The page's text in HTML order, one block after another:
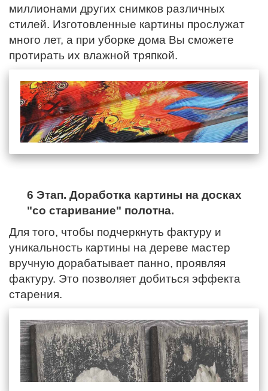
миллионами других снимков различных
стилей. Изготовленные картины прослужат
много лет, а при уборке дома Вы сможете
протирать их влажной тряпкой.
6 Этап. Доработка картины на досках
"со старивание" полотна.
Для того, чтобы подчеркнуть фактуру и
уникальность картины на дереве мастер
вручную дорабатывает панно, проявляя
фактуру. Это позволяет добиться эффекта
старения.